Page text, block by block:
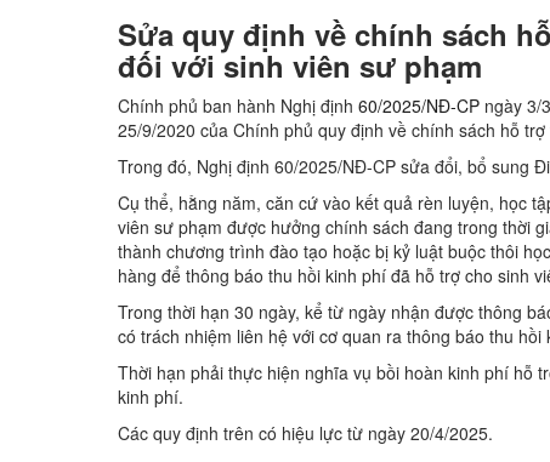
Sửa quy định về chính sách
đối với sinh viên sư phạm
Chính phủ ban hành Nghị định 60/2025/NĐ-CP ngày 3/
25/9/2020 của Chính phủ quy định về chính sách hỗ
Trong đó, Nghị định 60/2025/NĐ-CP sửa đổi, bổ sung
Cụ thể, hằng năm, căn cứ vào kết quả rèn luyện, học
viên sư phạm được hưởng chính sách đang trong thời
thành chương trình đào tạo hoặc bị kỷ luật buộc thôi
hàng để thông báo thu hồi kinh phí đã hỗ trợ cho sinh
Trong thời hạn 30 ngày, kể từ ngày nhận được thông
có trách nhiệm liên hệ với cơ quan ra thông báo thu
Thời hạn phải thực hiện nghĩa vụ bồi hoàn kinh phí hỗ
kinh phí.
Các quy định trên có hiệu lực từ ngày 20/4/2025.